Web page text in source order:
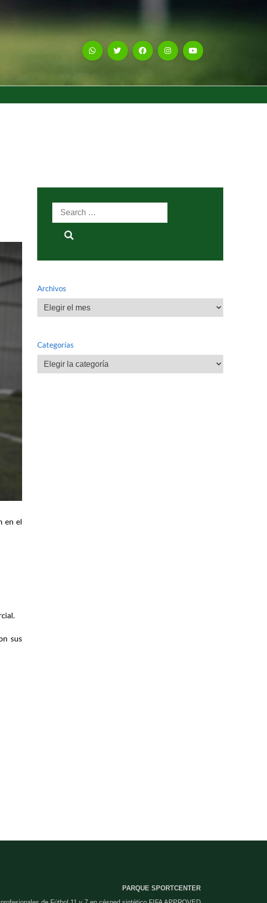
en el
sus
Search
for:
Archivos
Archivos
Categorías
Categorías
PARQUE SPORTCENTER